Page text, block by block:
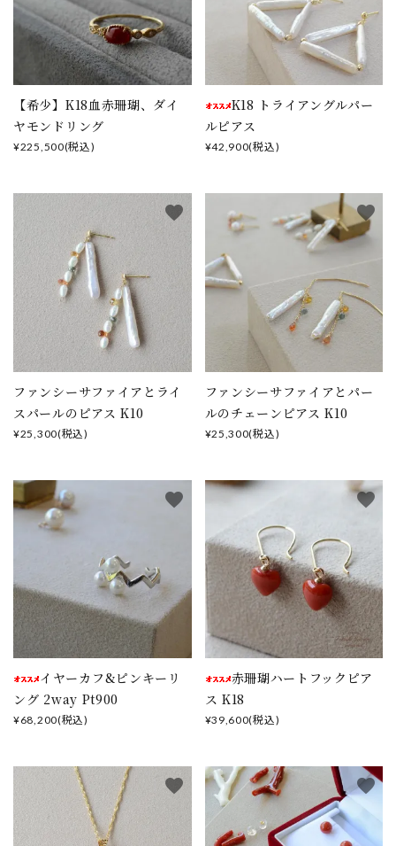
【希少】K18血赤珊瑚、ダイ
ヤモンドリング
¥225,500(税込)
K18 トライアングルパー
ルピアス
¥42,900(税込)
ファンシーサファイアとライ
スパールのピアス K10
¥25,300(税込)
favorite
ファンシーサファイアとパー
ルのチェーンピアス K10
¥25,300(税込)
favorite
イヤーカフ&ピンキーリ
ング 2way Pt900
¥68,200(税込)
favorite
赤珊瑚ハートフックピア
ス K18
¥39,600(税込)
favorite
favorite favorite